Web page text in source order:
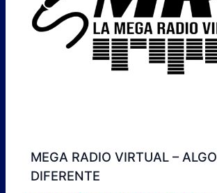
MEGA RADIO VIRTUAL – ALGO
DIFERENTE